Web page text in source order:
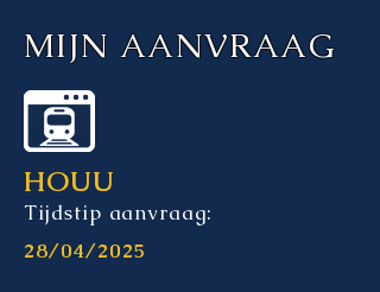
MIJN AANVRAAG
HOUU
Tijdstip aanvraag:
28/04/2025